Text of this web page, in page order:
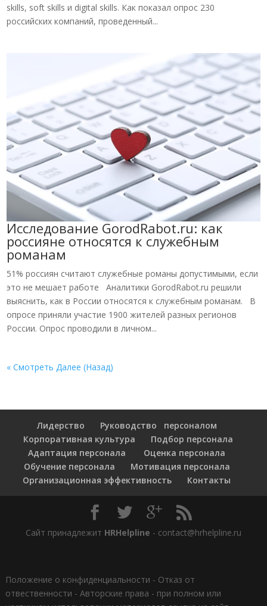
skills, soft skills и digital skills. Как показал опрос 230
российских компаний, проведенный...
Исследование GorodRabot.ru: как
россияне относятся к служебным
романам
51% россиян считают служебные романы допустимыми, если
это не мешает работе Аналитики GorodRabot.ru решили
выяснить, как в России относятся к служебным романам. В
опросе приняли участие 1900 жителей разных регионов
России. Опрос проводили в личном...
« Смотреть Далее (Назад)
Лидерство
Руководство персоналом
Корпоративная культура
Подбор персонала
Адаптация персонала
Оценка персонала
Обучение персонала
Мотивация персонала
Организационная эффективность
Контакты
Сайт принадлежит HRHelpline - contact@hrhelpline.ru
Положение о конфиденциальности - Отказ от
отвественности - Авторские права - при полном или